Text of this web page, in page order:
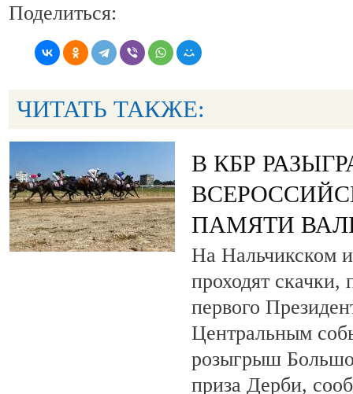
Поделиться:
ЧИТАТЬ ТАКЖЕ:
В КБР
ПАМЯТИ
На Нальчикском
проходят
первого
Центральным
розыгрыш
приза Дерби,